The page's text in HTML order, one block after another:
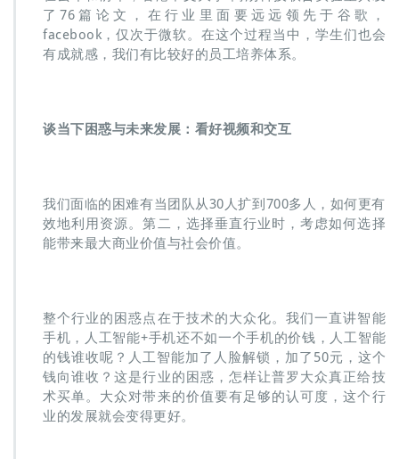
了76篇论文，在行业里面要远远领先于谷歌，
facebook，仅次于微软。在这个过程当中，学生们也会
有成就感，我们有比较好的员工培养体系。
谈当下困惑与未来发展：看好视频和交互
我们面临的困难有当团队从30人扩到700多人，如何更有
效地利用资源。第二，选择垂直行业时，考虑如何选择
能带来最大商业价值与社会价值。
整个行业的困惑点在于技术的大众化。我们一直讲智能
手机，人工智能+手机还不如一个手机的价钱，人工智能
的钱谁收呢？人工智能加了人脸解锁，加了50元，这个
钱向谁收？这是行业的困惑，怎样让普罗大众真正给技
术买单。大众对带来的价值要有足够的认可度，这个行
业的发展就会变得更好。